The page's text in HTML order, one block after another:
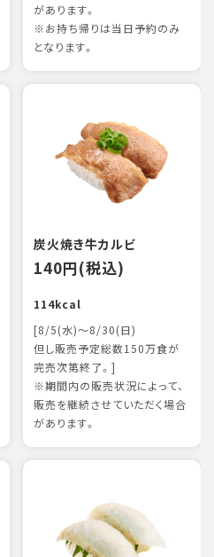
があります。
※お持ち帰りは当日予約のみ
となります。
炭火焼き牛カルビ
140円(税込)
114kcal
[8/5(水)～8/30(日)
但し販売予定総数150万食が
完売次第終了。]
※期間内の販売状況によって、
販売を継続させていただく場合
があります。